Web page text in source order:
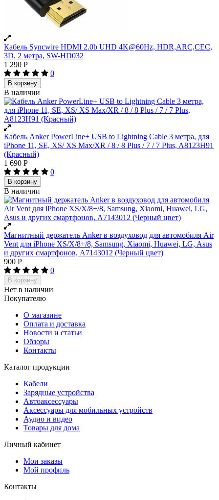
Кабель Syncwire HDMI 2.0b UHD 4K@60Hz, HDR,ARC,CEC,
3D, 2 метра, SW-HD032
1 290 Р
0
В корзину
В наличии
Кабель Anker PowerLine+ USB to Lightning Cable 3 метра, для
iPhone 11, SE, XS/ XS Max/XR / 8 / 8 Plus / 7 / 7 Plus, A8123H91
(Красный)
1 690 Р
0
В корзину
В наличии
Магнитный держатель Anker в воздуховод для автомобиля Air
Vent для iPhone XS/X/8+/8, Samsung, Xiaomi, Huawei, LG, Asus
и других смартфонов, A7143012 (Черный цвет)
900 Р
0
В корзину
Нет в наличии
Покупателю
О магазине
Оплата и доставка
Новости и статьи
Обзоры
Контакты
Каталог продукции
Кабели
Зарядные устройства
Автоаксессуары
Аксессуары для мобильных устройств
Аудио и видео
Товары для дома
Личный кабинет
Мои заказы
Мой профиль
Контакты